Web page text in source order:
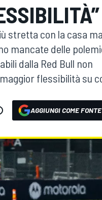
stretta con la casa
mancate delle
dalla Red Bull non
flessibilità su
AGGIUNGI COME